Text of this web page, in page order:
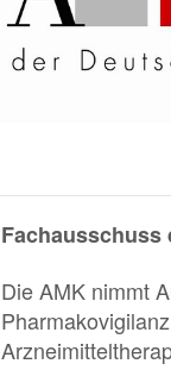
Fachausschuss
Die AMK nimmt